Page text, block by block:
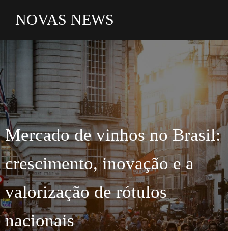
NOVAS NEWS
Mercadode vinhos no Brasil:
crescimento, inovação e a
valorizaçãode rótulos
nacionais